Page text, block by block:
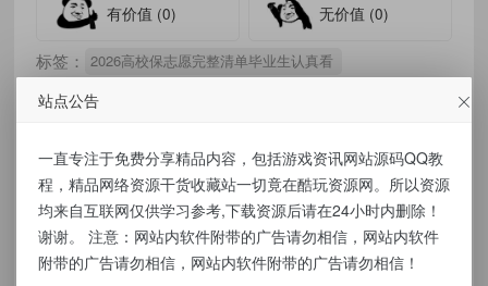
有价值 (0) 无价值 (0)
标签： 2026高校保志愿完整清单毕业生认真看
免责声明：
本站提供的资源，都来自网络，版权争议与本
站无关，所有内容及软件的文章仅限用于学习
站点公告
一直专注于免费分享精品内容，包括游戏资讯网站源码QQ教
程，精品网络资源干货收藏站一切竟在酷玩资源网。所以资源
均来自互联网仅供学习参考,下载资源后请在24小时内删除！
谢谢。 注意：网站内软件附带的广告请勿相信，网站内软件
附带的广告请勿相信，网站内软件附带的广告请勿相信！